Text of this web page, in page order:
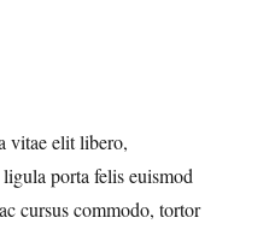
vitae elit libero,
porta felis euismod
cursus commodo, tortor